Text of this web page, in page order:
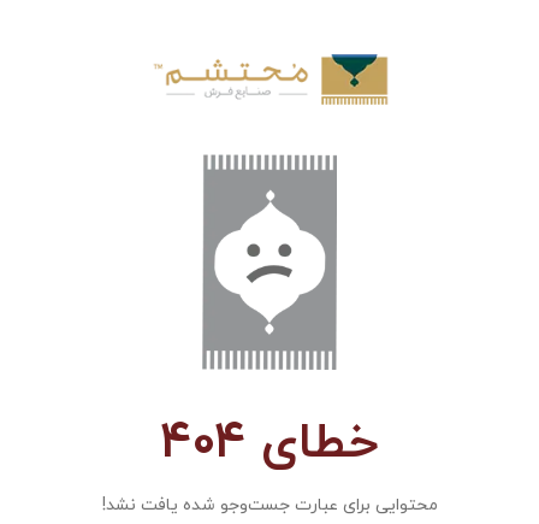
خطای 404
محتوایی برای عبارت جست‌و‌جو شده یافت نشد!